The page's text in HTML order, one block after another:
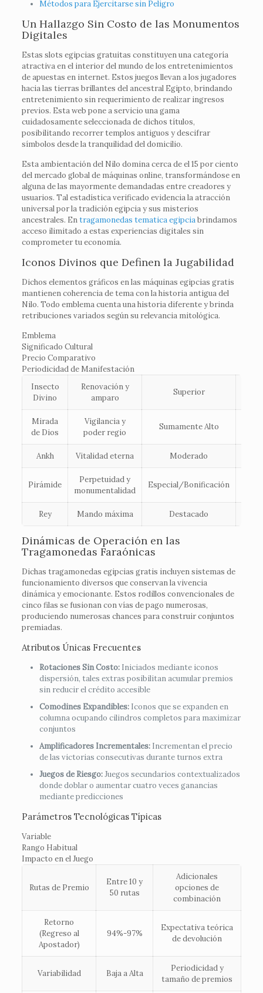
Métodos para Ejercitarse sin Peligro
Un Hallazgo Sin Costo de las Monumentos
Digitales
Estas slots egipcias gratuitas constituyen una categoría
atractiva en el interior del mundo de los entretenimientos
de apuestas en internet. Estos juegos llevan a los jugadores
hacia las tierras brillantes del ancestral Egipto, brindando
entretenimiento sin requerimiento de realizar ingresos
previos. Esta web pone a servicio una gama
cuidadosamente seleccionada de dichos títulos,
posibilitando recorrer templos antiguos y descifrar
símbolos desde la tranquilidad del domicilio.
Esta ambientación del Nilo domina cerca de el 15 por ciento
del mercado global de máquinas online, transformándose en
alguna de las mayormente demandadas entre creadores y
usuarios. Tal estadística verificado evidencia la atracción
universal por la tradición egipcia y sus misterios
ancestrales. Entragamonedas tematica egipciabrindamos
acceso ilimitado a estas experiencias digitales sin
comprometer tu economía.
Iconos Divinos que Definen la Jugabilidad
Dichos elementos gráficos en las máquinas egipcias gratis
mantienen coherencia de tema con la historia antigua del
Nilo. Todo emblema cuenta una historia diferente y brinda
retribuciones variados según su relevancia mitológica.
Emblema
Significado Cultural
Precio Comparativo
Periodicidad de Manifestación
Insecto
Divino
Renovación y
amparo
Superior
Mirada
de Dios
Vigilancia y
poder regio
Sumamente Alto
Ankh Vitalidad eterna Moderado
Pirámide
Perpetuidad y
monumentalidad
Especial/Bonificación
Rey Mando máxima Destacado
Dinámicas de Operación en las
Tragamonedas Faraónicas
Dichas tragamonedas egipcias gratis incluyen sistemas de
funcionamiento diversos que conservan la vivencia
dinámica y emocionante. Estos rodillos convencionales de
cinco filas se fusionan con vías de pago numerosas,
produciendo numerosas chances para construir conjuntos
premiadas.
Atributos Únicas Frecuentes
Rotaciones Sin Costo: Iniciados mediante iconos
dispersión, tales extras posibilitan acumular premios
sin reducir el crédito accesible
Comodines Expandibles: Iconos que se expanden en
columna ocupando cilindros completos para maximizar
conjuntos
Amplificadores Incrementales: Incrementan el precio
de las victorias consecutivas durante turnos extra
Juegos de Riesgo:Juegos secundarios contextualizados
donde doblar o aumentar cuatro veces ganancias
mediante predicciones
Parámetros Tecnológicas Típicas
Variable
Rango Habitual
Impacto en el Juego
Rutas de Premio
Entre 10 y
50 rutas
Adicionales
opciones de
combinación
Retorno
(Regreso al
Apostador)
94%-97%
Expectativa teórica
de devolución
Variabilidad Baja a Alta
Periodicidad y
tamaño de premios